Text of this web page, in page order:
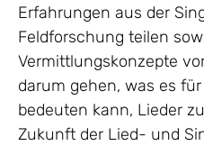
Erfahrungen aus der
Feldforschung teilen
Vermittlungskonzepte
darum gehen, was es
bedeuten kann, Lieder
Zukunft der Lied- und